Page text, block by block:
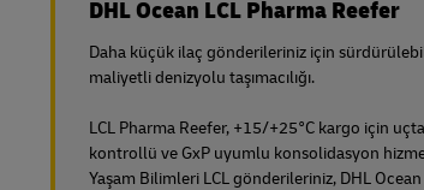
DHL Ocean LCL Pharma Reefer
Daha küçük ilaç gönderileriniz için
maliyetli denizyolu taşımacılığı.
LCL Pharma Reefer, +15/+25°C kargo için
kontrollü ve GxP uyumlu konsolidasyon
Yaşam Bilimleri LCL gönderileriniz, DHL